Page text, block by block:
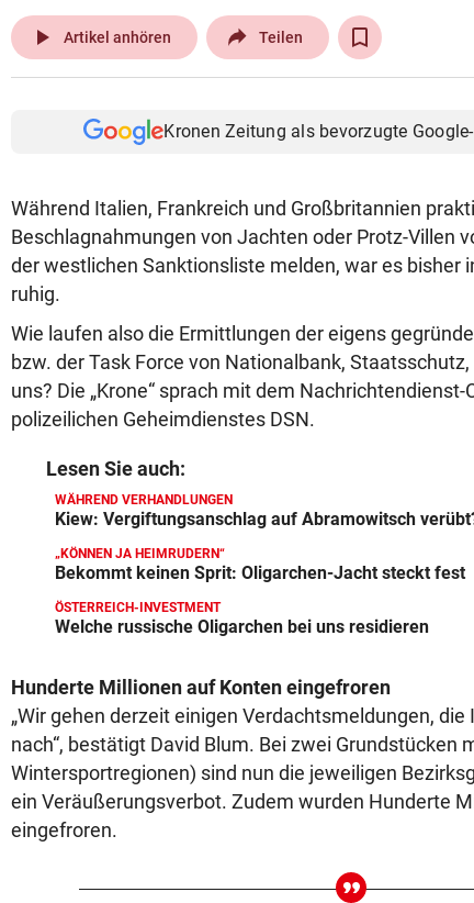
play_arrow Artikel anhören Teilen
Kronen Zeitung als bevorzugte
Während Italien, Frankreich und Großbritannien
Beschlagnahmungen von Jachten oder Protz-Villen
der westlichen Sanktionsliste melden, war es bisher
ruhig.
Wie laufen also die Ermittlungen der eigens
bzw. der Task Force von Nationalbank,
uns? Die „Krone“ sprach mit dem
polizeilichen Geheimdienstes DSN.
Lesen Sie auch:
WÄHREND VERHANDLUNGEN
Kiew: Vergiftungsanschlag auf Abramowitsch
„KÖNNEN JA HEIMRUDERN“
Bekommt keinen Sprit: Oligarchen-Jacht steckt fest
ÖSTERREICH-INVESTMENT
Welche russische Oligarchen bei uns residieren
Hunderte Millionen auf Konten eingefroren
„Wir gehen derzeit einigen Verdachtsmeldungen,
nach“, bestätigt David Blum. Bei zwei Grundstücken
Wintersportregionen) sind nun die jeweiligen
ein Veräußerungsverbot. Zudem wurden Hunderte
eingefroren.